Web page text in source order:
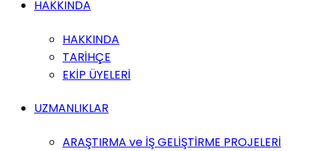
HAKKINDA
HAKKINDA
TARİHÇE
EKİP ÜYELERİ
UZMANLIKLAR
ARAŞTIRMA ve İŞ GELİŞTİRME PROJELERİ